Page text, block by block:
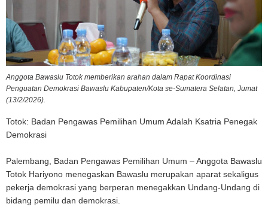
Anggota Bawaslu Totok memberikan arahan dalam Rapat Koordinasi
Penguatan Demokrasi Bawaslu Kabupaten/Kota se-Sumatera Selatan, Jumat
(13/2/2026).
Totok: Badan Pengawas Pemilihan Umum Adalah Ksatria Penegak
Demokrasi
Palembang, Badan Pengawas Pemilihan Umum – Anggota Bawaslu
Totok Hariyono menegaskan Bawaslu merupakan aparat sekaligus
pekerja demokrasi yang berperan menegakkan Undang-Undang di
bidang pemilu dan demokrasi.